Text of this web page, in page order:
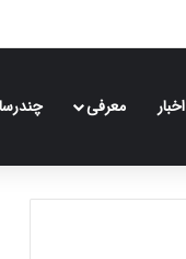
اخبار معرفی